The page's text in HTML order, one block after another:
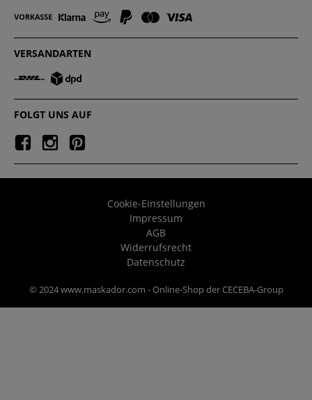
VERSANDARTEN
FOLGT UNS AUF
Cookie-Einstellungen
Impressum
AGB
Widerrufsrecht
Datenschutz
© 2024 www.maskador.com - Online-Shop der CECEBA-Group